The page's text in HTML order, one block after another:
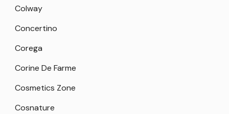
Colway
Concertino
Corega
Corine De Farme
Cosmetics Zone
Cosnature